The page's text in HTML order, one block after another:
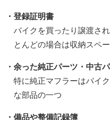
・登録証明書
バイクを買ったり譲渡さ
とんどの場合は収納スペ
・余った純正パーツ・中古
特に純正マフラーはバイ
な部品の一つ
・備品や整備記録簿